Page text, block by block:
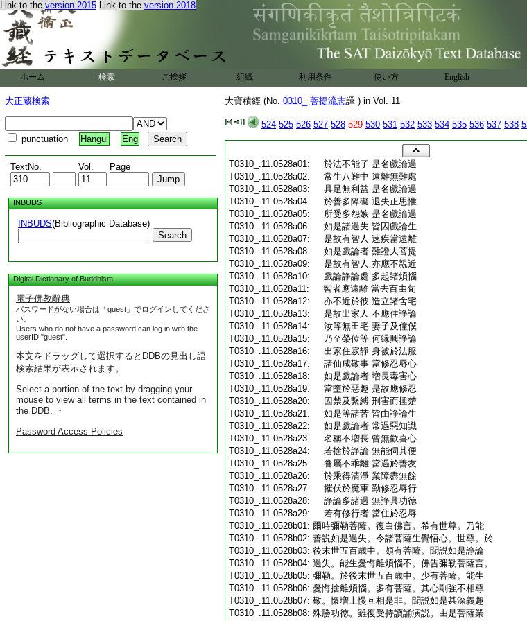
Link to the version 2015 Link to the version 2018
ホーム 検索 ご挨拶 組織 利用条件 使い方 English
大正蔵検索
punctuation Hangul Eng
TextNo. Vol. Page
INBUDS
INBUDS(Bibliographic Database)
Search
Digital Dictionary of Buddhism
電子佛教辭典
パスワードがない場合は「guest」でログインしてくださ
い。
Users who do not have a password can log in with the
userID "guest".
本文をドラッグして選択するとDDBの見出し語
検索結果が表示されます。
Select a portion of the text by dragging your
mouse to view all terms in the text contained in
the DDB. ・
Password Access Policies
大寶積經 (No. 0310_ 菩提流志譯 ) in Vol. 11
524 525 526 527 528 529 530 531 532 533 534 535 536 537 538
T0310_.11.0528a01:
於法不能了 是名戲論過
T0310_.11.0528a02:
常生八難中 遠離無難處
T0310_.11.0528a03:
具足無利益 是名戲論過
T0310_.11.0528a04:
於善多障礙 退失正思惟
T0310_.11.0528a05:
所受多怨嫉 是名戲論過
T0310_.11.0528a06:
如是諸過失 皆因戲論生
T0310_.11.0528a07:
是故有智人 速疾當遠離
T0310_.11.0528a08:
如是戲論者 難證大菩提
T0310_.11.0528a09:
是故有智人 亦應不親近
T0310_.11.0528a10:
戲論諍論處 多起諸煩惱
T0310_.11.0528a11:
智者應遠離 當去百由旬
T0310_.11.0528a12:
亦不近於彼 造立諸舍宅
T0310_.11.0528a13:
是故出家人 不應住諍論
T0310_.11.0528a14:
汝等無田宅 妻子及僮僕
T0310_.11.0528a15:
乃至榮位等 何縁興諍論
T0310_.11.0528a16:
出家住寂靜 身被於法服
T0310_.11.0528a17:
諸仙咸敬事 當修忍辱心
T0310_.11.0528a18:
如是戲論者 増長毒害心
T0310_.11.0528a19:
當墮於惡趣 是故應修忍
T0310_.11.0528a20:
囚禁及繋縛 刑害而捶楚
T0310_.11.0528a21:
如是等諸苦 皆由諍論生
T0310_.11.0528a22:
如是戲論者 常遇惡知識
T0310_.11.0528a23:
名稱不増長 曾無歡喜心
T0310_.11.0528a24:
若捨於諍論 無能伺其便
T0310_.11.0528a25:
眷屬不乖離 當遇於善友
T0310_.11.0528a26:
於乘得清淨 業障盡無餘
T0310_.11.0528a27:
摧伏於魔軍 勤修忍辱行
T0310_.11.0528a28:
諍論多諸過 無諍具功徳
T0310_.11.0528a29:
若有修行者 當住於忍辱
T0310_.11.0528b01: 爾時彌勒菩薩。復白佛言。希有世尊。乃能
T0310_.11.0528b02: 善説如是過失。令諸菩薩生覺悟心。世尊。於
T0310_.11.0528b03: 後末世五百歳中。頗有菩薩。聞説如是諍論
T0310_.11.0528b04: 過失。能生憂悔離煩惱不。佛告彌勒菩薩言。
T0310_.11.0528b05: 彌勒。於後末世五百歳中。少有菩薩。能生
T0310_.11.0528b06: 憂悔捨離煩惱。多有菩薩。其心剛強不相尊
T0310_.11.0528b07: 敬。懷増上慢互相是非。聞説如是甚深義趣
T0310_.11.0528b08: 殊勝功徳。雖復受持讀誦演説。由是菩薩業